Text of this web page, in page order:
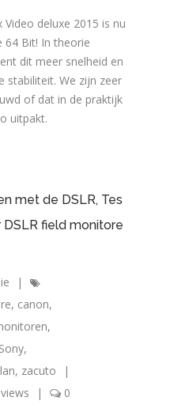
Video deluxe 2015 is nu
64 Bit! In theorie
dit meer snelheid en
stabiliteit. We zijn zeer
of dat in de praktijk
uitpakt.
met de DSLR, Tes
DSLR field monitore
|
, canon,
,
Sony,
, zacuto
|
| 0